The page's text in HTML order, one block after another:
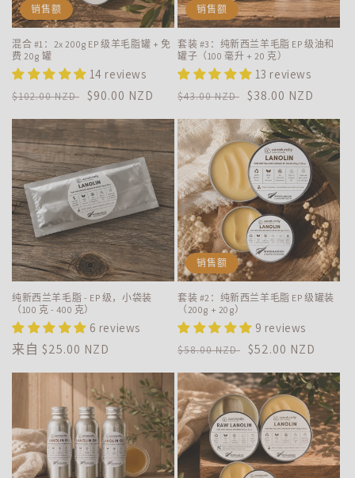
销售额
混合 #1：2x 200g EP 级羊毛脂罐 + 免
费 20g 罐
14 reviews
常
价
格
$102.00 NZD
促
价
$90.00 NZD
销售额
套装 #3：纯新西兰羊毛脂 EP 级油和
罐子（100 毫升 + 20 克）
13 reviews
常
价
格
$43.00 NZD
促
价
$38.00 NZD
纯新西兰羊毛脂 - EP 级，小袋装
（100 克 - 400 克）
6 reviews
常
来自 $25.00 NZD
销售额
套装 #2：纯新西兰羊毛脂 EP 级罐装
（200g + 20g）
9 reviews
常
价
格
$58.00 NZD
促
价
$52.00 NZD